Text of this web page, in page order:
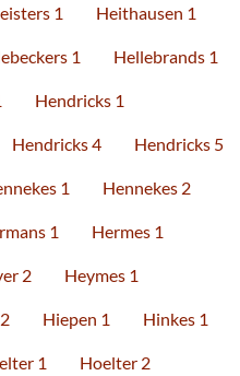
1 Heithausen 1
1 Hellebrands 1
Hendricks 1
Hendricks 4 Hendricks 5
1 Hennekes 2
1 Hermes 1
2 Heymes 1
Hiepen 1 Hinkes 1
1 Hoelter 2